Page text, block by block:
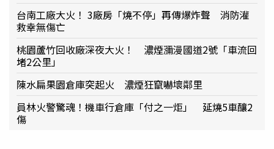
台南工廠大火！ 3廠房「燒不停」再傳爆炸聲 消防灌
救幸無傷亡
桃園蘆竹回收廠深夜大火！ 濃煙瀰漫國道2號「車流回
堵2公里」
陳水扁果園倉庫突起火 濃煙狂竄嚇壞鄰里
員林火警驚魂！機車行倉庫「付之一炬」 延燒5車釀2
傷